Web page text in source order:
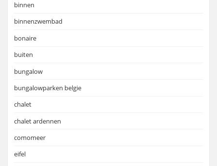
binnen
binnenzwembad
bonaire
buiten
bungalow
bungalowparken belgie
chalet
chalet ardennen
comomeer
eifel